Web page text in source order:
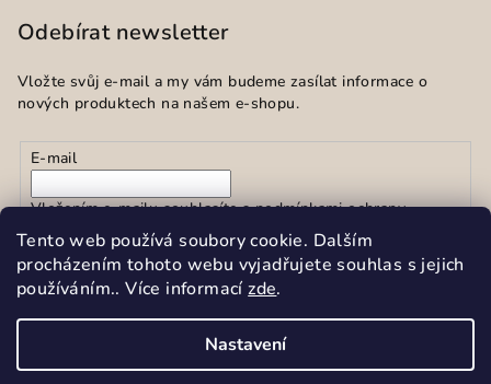
Tento web používá soubory cookie. Dalším
procházením tohoto webu vyjadřujete souhlas s jejich
používáním.. Více informacízde.
Nastavení
Odebírat newsletter
Vložte svůj e-mail a my vám budeme zasílat informace o
nových produktech na našem e-shopu.
E-mail
Vložením e-mailu souhlasíte spodmínkami ochrany
osobních údajů
Přihlásit se